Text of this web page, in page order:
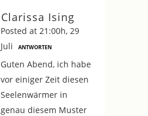
Clarissa Ising
Posted at 21:00h, 29
Juli
ANTWORTEN
Guten Abend, ich habe
vor einiger Zeit diesen
Seelenwärmer in
genau diesem Muster